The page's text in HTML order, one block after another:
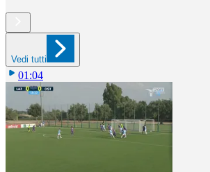
Vedi tutti
01:04